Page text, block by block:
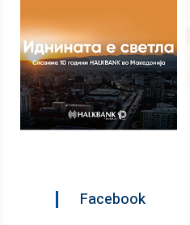
Facebook